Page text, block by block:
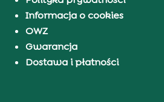
Informacja o cookies
OWZ
Gwarancja
Dostawa i płatności